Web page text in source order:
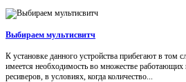
Выбираем мультисвитч
К установке данного устройства прибегают в том
имеется необходимость во множестве работающих
ресиверов, в условиях, когда количество...